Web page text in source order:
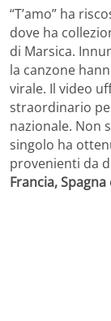
“T’amo” ha
dove ha
di Marsica.
la canzone
virale. Il video
straordinario
nazionale. Non
singolo ha
provenienti da
Francia,